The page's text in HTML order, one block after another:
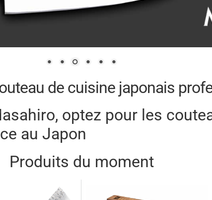
de cuisine japonais
optez pour les
au Japon
Produits du moment